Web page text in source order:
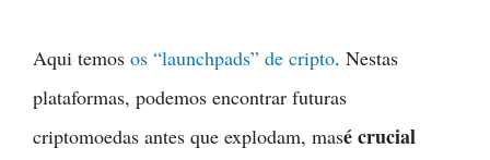
Aqui temos os “launchpads” de cripto. Nestas
plataformas, podemos encontrar futuras
criptomoedas antes que explodam, masé crucial